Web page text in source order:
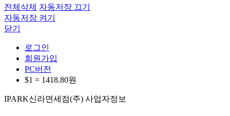
전체삭제 자동저장 끄기
자동저장 켜기
닫기
로그인
회원가입
PC버전
$1 = 1418.80원
IPARK신라면세점(주) 사업자정보